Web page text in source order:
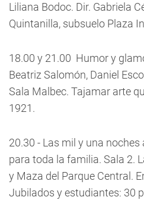
Liliana Bodoc. Dir. Gabriela
Quintanilla, subsuelo Plaza
18.00 y 21.00  Humor y
Beatriz Salomón, Daniel
Sala Malbec. Tajamar arte
1921.
20.30 - Las mil y una
para toda la familia. Sala 2.
y Maza del Parque Central.
Jubilados y estudiantes: 30